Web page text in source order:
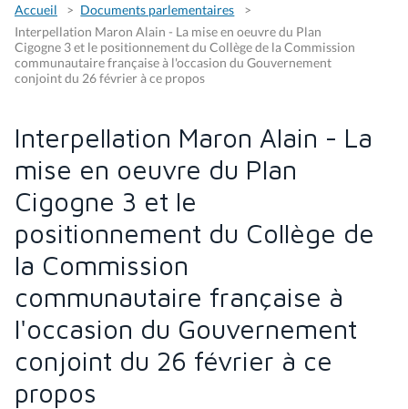
Accueil
Documents parlementaires
Interpellation Maron Alain - La mise en oeuvre du Plan
Cigogne 3 et le positionnement du Collège de la Commission
communautaire française à l'occasion du Gouvernement
conjoint du 26 février à ce propos
Interpellation Maron Alain - La
mise en oeuvre du Plan
Cigogne 3 et le
positionnement du Collège de
la Commission
communautaire française à
l'occasion du Gouvernement
conjoint du 26 février à ce
propos